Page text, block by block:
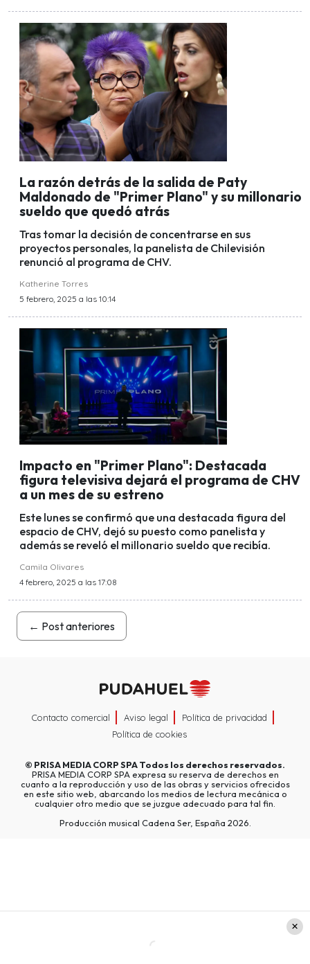
La razón detrás de la salida de Paty
Maldonado de "Primer Plano" y su millonario
sueldo que quedó atrás
Tras tomar la decisión de concentrarse en sus
proyectos personales, la panelista de Chilevisión
renunció al programa de CHV.
Katherine Torres
5 febrero, 2025 a las 10:14
Impacto en "Primer Plano": Destacada
figura televisiva dejará el programa de CHV
a un mes de su estreno
Este lunes se confirmó que una destacada figura del
espacio de CHV, dejó su puesto como panelista y
además se reveló el millonario sueldo que recibía.
Camila Olivares
4 febrero, 2025 a las 17:08
← Post anteriores
Contacto comercial Aviso legal
Política de privacidad
Política de cookies
© PRISA MEDIA CORP SPATodos los derechos reservados.
PRISA MEDIA CORP SPA expresa su reserva de derechos en
cuanto a la reproducción y uso de las obras y servicios ofrecidos
en este sitio web, abarcando los medios de lectura mecánica o
cualquier otro medio que se juzgue adecuado para tal fin.
Producción musical Cadena Ser, España 2026.